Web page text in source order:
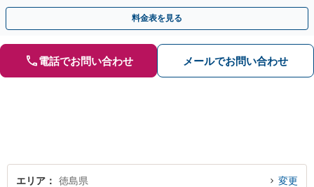
月100名以上の相談実績】【全国対応】
料金表を見る
電話でお問い合わせ メールでお問い合わせ
エリア 徳島県 変更